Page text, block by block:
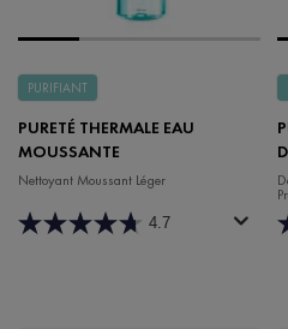
PURIFIANT
PURETÉ THERMALE EAU
MOUSSANTE
Nettoyant Moussant Léger
4.7